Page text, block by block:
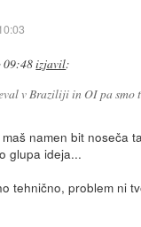
09:48izjavil:
v Braziliji in OI pa smo
namen bit noseča
glupa ideja...
tehnično, problem ni